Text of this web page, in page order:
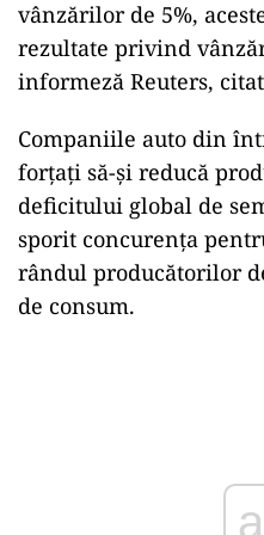
vânzărilor de 5%,
rezultate privind
informeză Reuters,
Companiile auto din
forţaţi să-şi reducă
deficitului global de
sporit concurenţa
rândul producătorilor
de consum.